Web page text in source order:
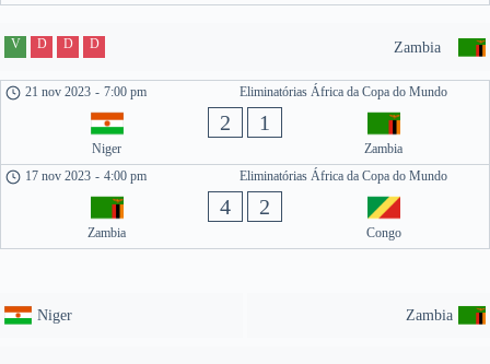
Zambia
V D D D
Eliminatórias África da Copa do Mundo
21 nov 2023 - 7:00 pm
Niger
2 1
Zambia
Eliminatórias África da Copa do Mundo
17 nov 2023 - 4:00 pm
Zambia
4 2
Congo
Niger Zambia